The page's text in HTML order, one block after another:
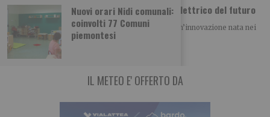
Nuovi orari Nidi comunali:
coinvolti 77 Comuni
piemontesi
Dal Politecnico di Torino arriva il motore elettrico del futuro
Il progetto IONX conquista il BAITE Award 2026 Un’innovazione nata nei
laboratori del Politecnico di Torino
IL METEO E' OFFERTO DA